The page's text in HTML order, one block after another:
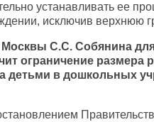
устанавливать ее
исключив верхнюю
С.С. Собянина для
ограничение размера
детьми в дошкольных